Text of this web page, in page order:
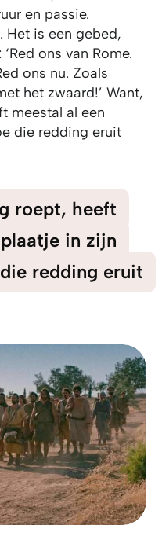
en passie.
Het is een gebed,
ons van Rome.
ons nu. Zoals
het zwaard!’ Want,
meestal al een
die redding eruit
roept, heeft
in zijn
redding eruit